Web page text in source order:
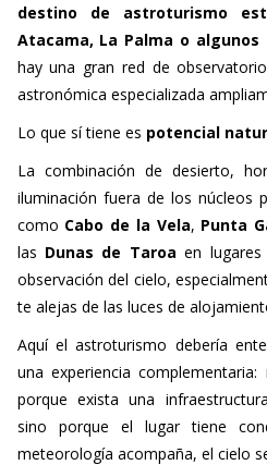
destino de astroturismo
Atacama, La Palma o
hay una gran red de
astronómica especializada
Lo que sí tiene es potencial
La combinación de desierto,
iluminación fuera de los núcleos
como Cabo de la Vela, Punta
las Dunas de Taroa en
observación del cielo,
te alejas de las luces de
Aquí el astroturismo debería
una experiencia
porque exista una
sino porque el lugar tiene
meteorología acompaña, el cielo